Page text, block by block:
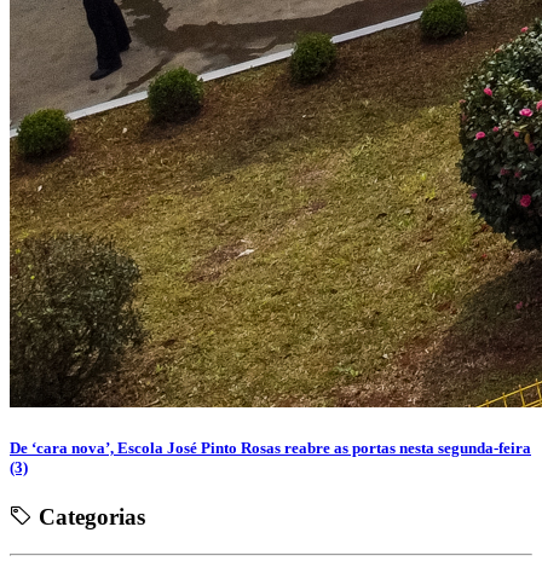
De ‘cara nova’, Escola José Pinto Rosas reabre as portas nesta segunda-feira
(3)
Categorias